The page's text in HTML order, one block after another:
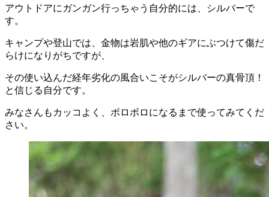
アウトドアにガンガン行っちゃう自分的には、シルバーで
す。
キャンプや登山では、金物は岩肌や他のギアにぶつけて傷だ
らけになりがちですが、
その使い込んだ経年劣化の風合いこそがシルバーの真骨頂！
と信じる自分です。
みなさんもカッコよく、ボロボロになるまで使ってみてくだ
さい。